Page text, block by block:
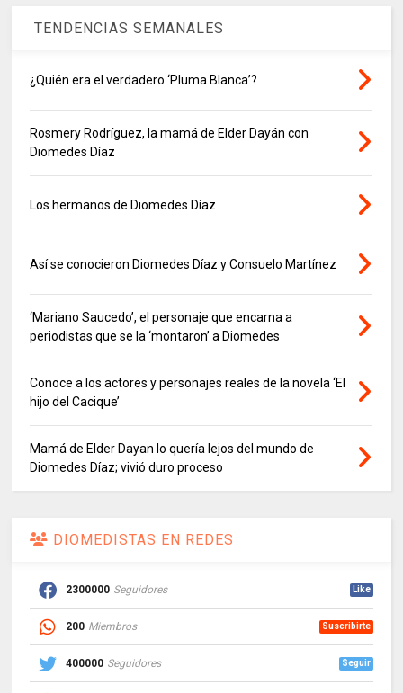
TENDENCIAS SEMANALES
¿Quién era el verdadero ‘Pluma Blanca’?
Rosmery Rodríguez, la mamá de Elder Dayán con
Diomedes Díaz
Los hermanos de Diomedes Díaz
Así se conocieron Diomedes Díaz y Consuelo Martínez
‘Mariano Saucedo’, el personaje que encarna a
periodistas que se la ‘montaron’ a Diomedes
Conoce a los actores y personajes reales de la novela ‘El
hijo del Cacique’
Mamá de Elder Dayan lo quería lejos del mundo de
Diomedes Díaz; vivió duro proceso
DIOMEDISTAS EN REDES
2300000 Seguidores Like
200 Miembros Suscribirte
400000 Seguidores Seguir